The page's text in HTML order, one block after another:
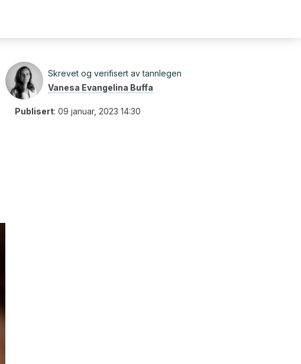
Skrevet og verifisert av tannlegen
Vanesa Evangelina Buffa
Publisert: 09 januar, 2023 14:30